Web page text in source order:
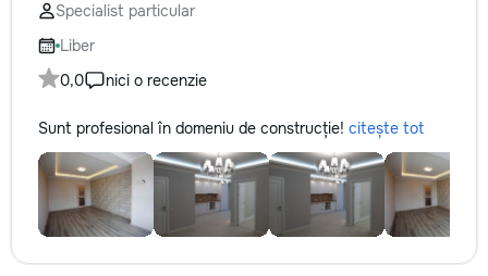
Specialist particular
Liber
0,0
nici o recenzie
Sunt profesional în domeniu de construcție! citește tot